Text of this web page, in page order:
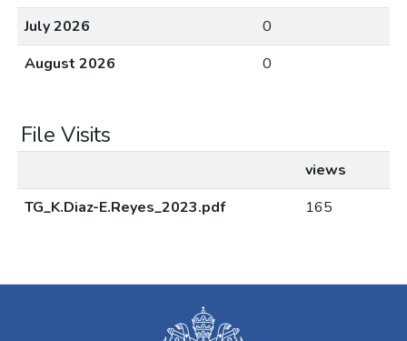
July 2026
0
August 2026
0
File Visits
views
TG_K.Diaz-E.Reyes_2023.pdf
165